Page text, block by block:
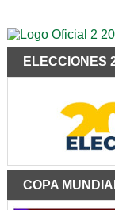
ELECCIONES
COPA